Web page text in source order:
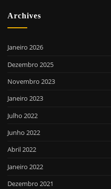
Archives
Janeiro 2026
Dezembro 2025
Novembro 2023
Janeiro 2023
Julho 2022
Junho 2022
Abril 2022
Janeiro 2022
Dezembro 2021